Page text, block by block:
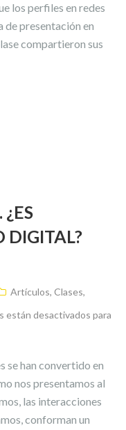
los perfiles en redes
de presentación en
compartieron sus
DIGITAL?
Artículos, Clases,
están desactivados para
se han convertido en
nos presentamos al
las interacciones
conforman un